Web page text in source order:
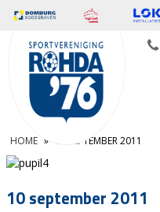
HOME » 10 SEPTEMBER 2011
10 september 2011